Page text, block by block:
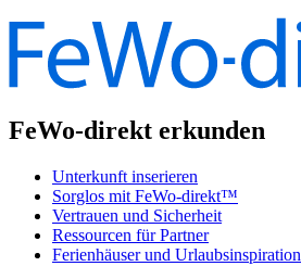
FeWo-direkt erkunden
Unterkunft inserieren
Sorglos mit FeWo-direkt™
Vertrauen und Sicherheit
Ressourcen für Partner
Ferienhäuser und Urlaubsinspiration